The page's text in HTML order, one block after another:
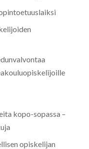
kopo-sopassa –
opiskelijan